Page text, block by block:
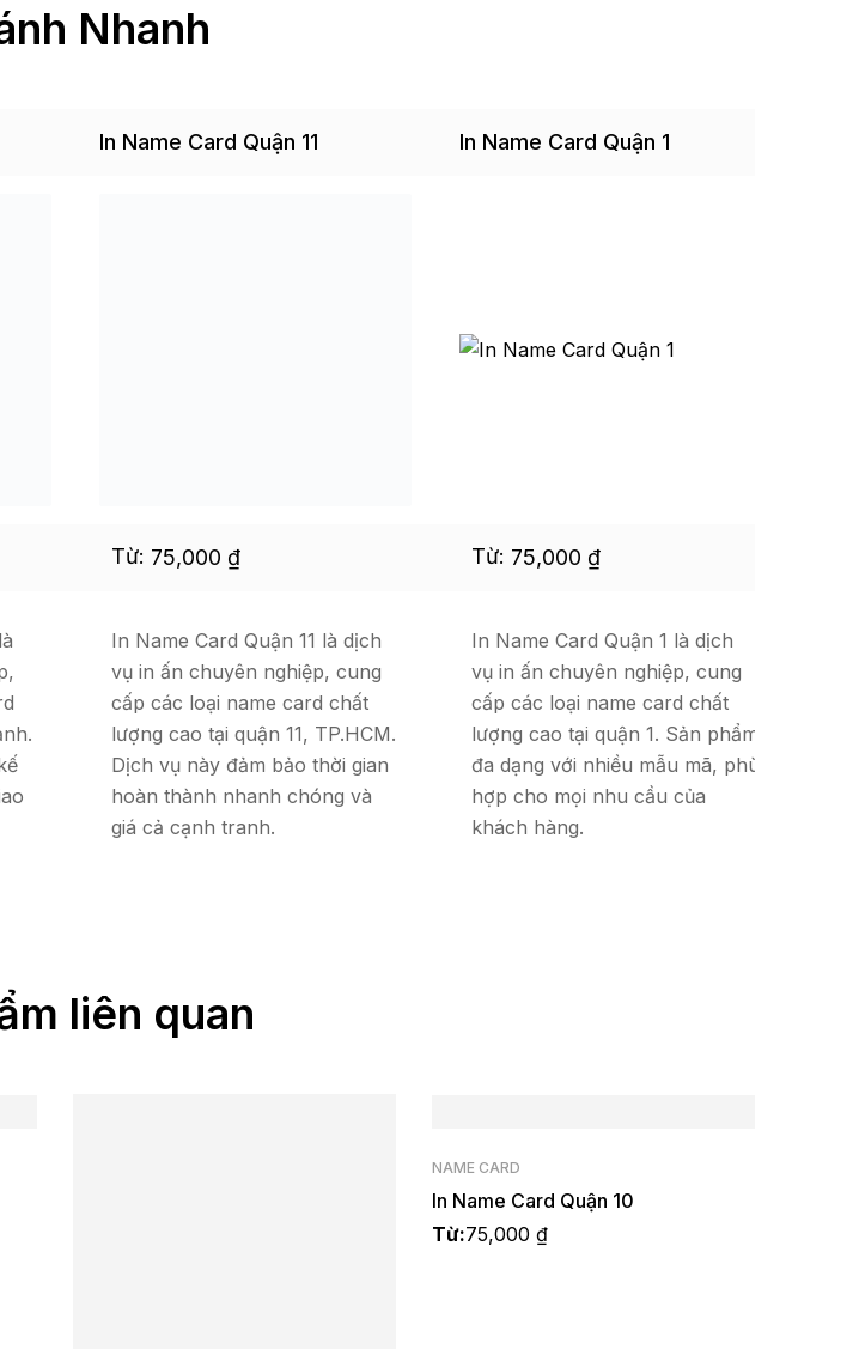
Nhanh
In Name Card Quận 11 In Name Card Quận 1
Từ: 75,000 ₫ Từ: 75,000 ₫
In Name Card Quận 11 là dịch
vụ in ấn chuyên nghiệp, cung
cấp các loại name card chất
lượng cao tại quận 11, TP.HCM.
Dịch vụ này đảm bảo thời gian
hoàn thành nhanh chóng và
giá cả cạnh tranh.
In Name Card Quận 1 là dịch
vụ in ấn chuyên nghiệp, cung
cấp các loại name card chất
lượng cao tại quận 1. Sản phẩm
đa dạng với nhiều mẫu mã, phù
hợp cho mọi nhu cầu của
khách hàng.
liên quan
NAME CARD
In Name Card Quận 10
Từ:75,000 ₫